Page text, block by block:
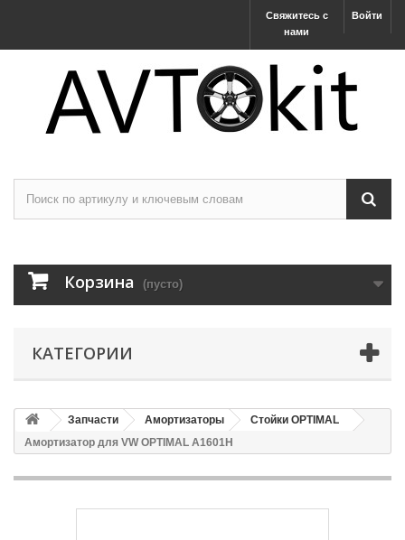
Войти
Свяжитесь с
нами
Корзина (пусто)
КАТЕГОРИИ
Запчасти Амортизаторы
Стойки OPTIMAL
Амортизатор для VW OPTIMAL A1601H